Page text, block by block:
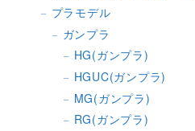
プラモデル
ガンプラ
HG(ガンプラ)
HGUC(ガンプラ)
MG(ガンプラ)
RG(ガンプラ)